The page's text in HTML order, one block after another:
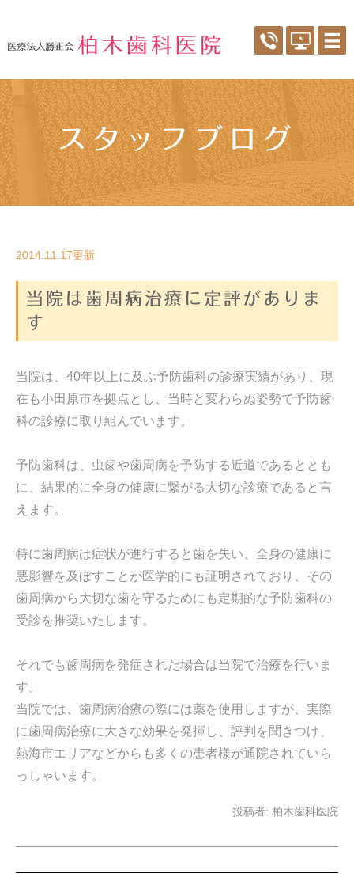
スタッフブログ
2014.11.17更新
当院は歯周病治療に定評がありま
す
当院は、40年以上に及ぶ予防歯科の診療実績があり、現
在も小田原市を拠点とし、当時と変わらぬ姿勢で予防歯
科の診療に取り組んでいます。
予防歯科は、虫歯や歯周病を予防する近道であるととも
に、結果的に全身の健康に繋がる大切な診療であると言
えます。
特に歯周病は症状が進行すると歯を失い、全身の健康に
悪影響を及ぼすことが医学的にも証明されており、その
歯周病から大切な歯を守るためにも定期的な予防歯科の
受診を推奨いたします。
それでも歯周病を発症された場合は当院で治療を行いま
す。
当院では、歯周病治療の際には薬を使用しますが、実際
に歯周病治療に大きな効果を発揮し、評判を聞きつけ、
熱海市エリアなどからも多くの患者様が通院されていら
っしゃいます。
投稿者: 柏木歯科医院